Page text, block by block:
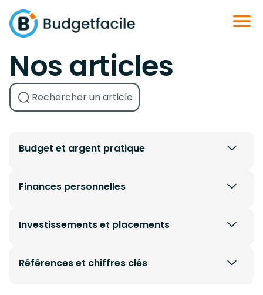
Nos articles
Budget et argent pratique
Finances personnelles
Investissements et placements
Références et chiffres clés